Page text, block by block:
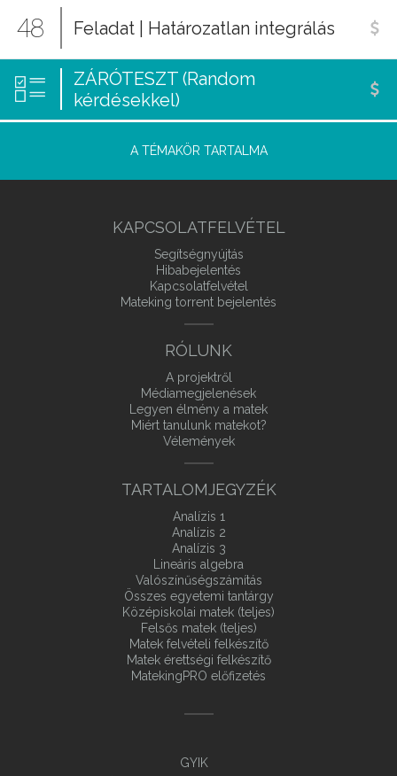
48 Feladat | Határozatlan integrálás
ZÁRÓTESZT (Random
kérdésekkel)
A TÉMAKÖR TARTALMA
KAPCSOLATFELVÉTEL
Segítségnyújtás
Hibabejelentés
Kapcsolatfelvétel
Mateking torrent bejelentés
RÓLUNK
A projektről
Médiamegjelenések
Legyen élmény a matek
Miért tanulunk matekot?
Vélemények
TARTALOMJEGYZÉK
Analízis 1
Analízis 2
Analízis 3
Lineáris algebra
Valószínűségszámítás
Összes egyetemi tantárgy
Középiskolai matek (teljes)
Felsős matek (teljes)
Matek felvételi felkészítő
Matek érettségi felkészítő
MatekingPRO előfizetés
GYIK